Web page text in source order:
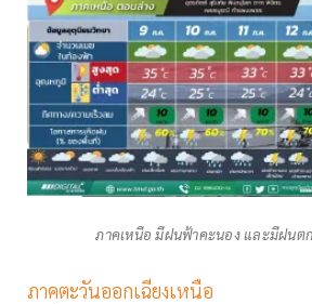
ภาคเหนือ มีฝนฟ้าคะนอง และมีฝนต
ภาคตะวันออกเฉียงเหนือ